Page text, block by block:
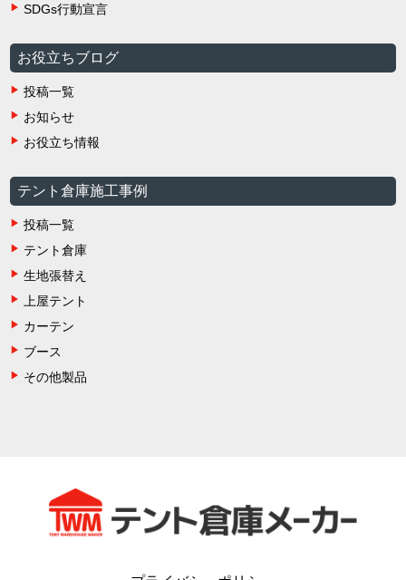
SDGs行動宣言
お役立ちブログ
投稿一覧
お知らせ
お役立ち情報
テント倉庫施工事例
投稿一覧
テント倉庫
生地張替え
上屋テント
カーテン
ブース
その他製品